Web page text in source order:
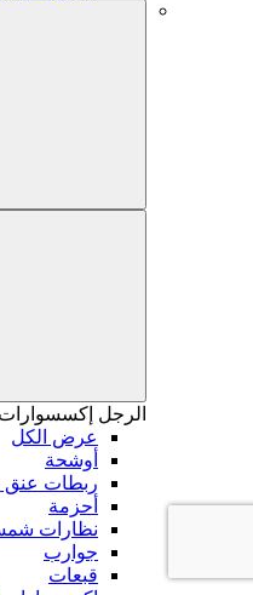
الرجل إكسسوارات
عرض الكل
أوشحة
ربطات عنق
أحزمة
نظارات
جوارب
قبعات